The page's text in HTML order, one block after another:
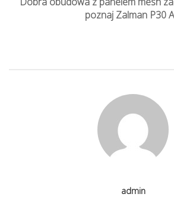
poznaj Zalman P30
admin